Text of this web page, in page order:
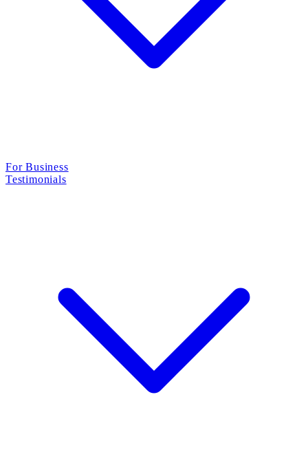
For Business
Testimonials